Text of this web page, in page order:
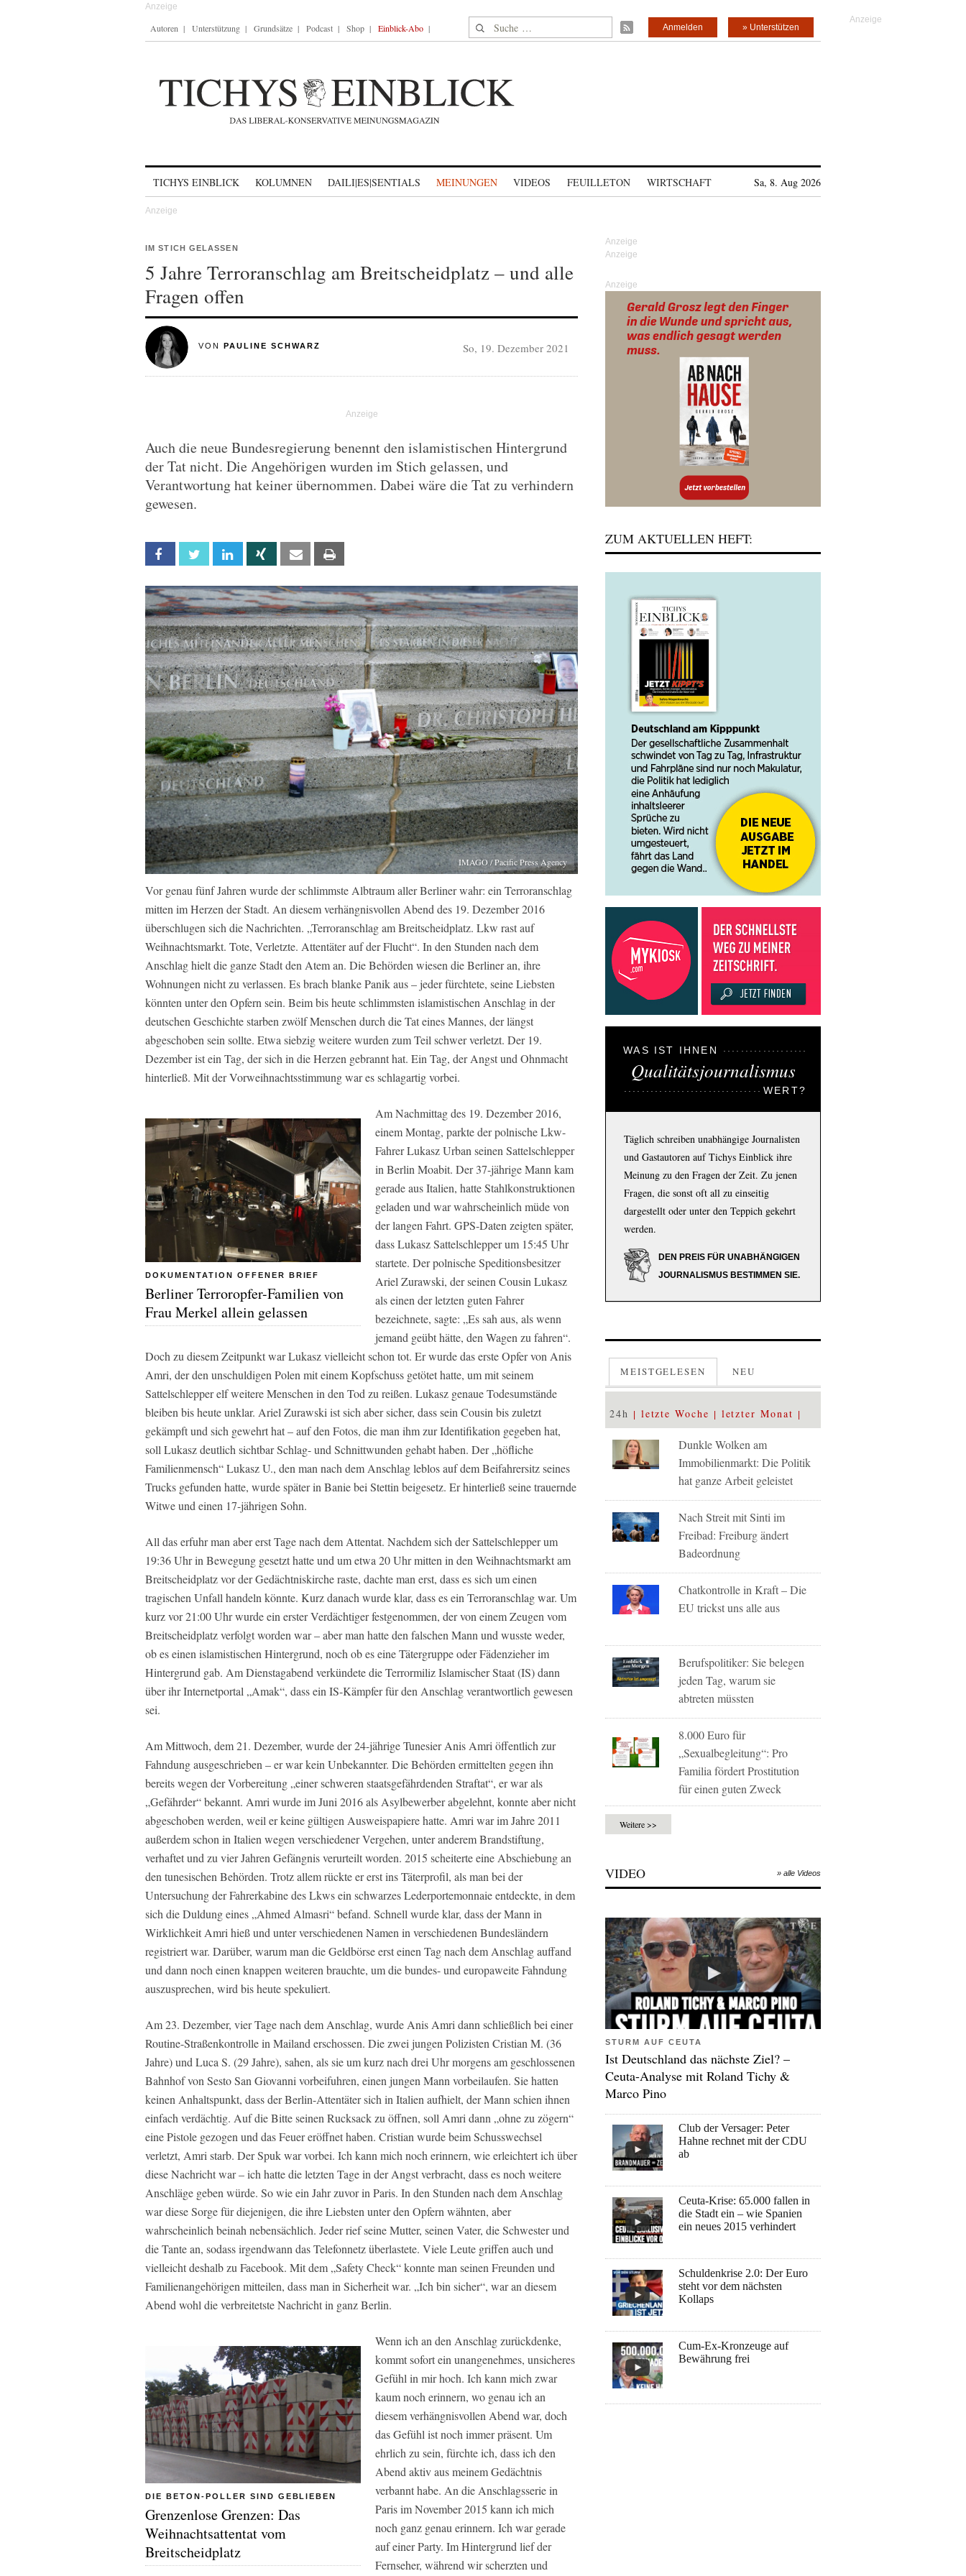
Autoren Unterstützung Grundsätze Podcast Shop Einblick-Abo Suche nach: » Unterstützen
Anmelden
TICHYS EINBLICK KOLUMNEN DAILI|ES|SENTIALS MEINUNGEN VIDEOS FEUILLETON WIRTSCHAFT Sa, 8. Aug 2026
IM STICH GELASSEN
5 Jahre Terroranschlag am Breitscheidplatz – und alle
Fragen offen
VON PAULINE SCHWARZ So, 19. Dezember 2021
Auch die neue Bundesregierung benennt den islamistischen Hintergrund
der Tat nicht. Die Angehörigen wurden im Stich gelassen, und
Verantwortung hat keiner übernommen. Dabei wäre die Tat zu verhindern
gewesen.
Facebook Twitter Linkedin Xing Email
IMAGO / Pacific Press Agency
Vor genau fünf Jahren wurde der schlimmste Albtraum aller Berliner wahr: ein Terroranschlag
mitten im Herzen der Stadt. An diesem verhängnisvollen Abend des 19. Dezember 2016
überschlugen sich die Nachrichten. „Terroranschlag am Breitscheidplatz. Lkw rast auf
Weihnachtsmarkt. Tote, Verletzte. Attentäter auf der Flucht“. In den Stunden nach dem
Anschlag hielt die ganze Stadt den Atem an. Die Behörden wiesen die Berliner an, ihre
Wohnungen nicht zu verlassen. Es brach blanke Panik aus – jeder fürchtete, seine Liebsten
könnten unter den Opfern sein. Beim bis heute schlimmsten islamistischen Anschlag in der
deutschen Geschichte starben zwölf Menschen durch die Tat eines Mannes, der längst
abgeschoben sein sollte. Etwa siebzig weitere wurden zum Teil schwer verletzt. Der 19.
Dezember ist ein Tag, der sich in die Herzen gebrannt hat. Ein Tag, der Angst und Ohnmacht
hinterließ. Mit der Vorweihnachtsstimmung war es schlagartig vorbei.
DOKUMENTATION OFFENER BRIEF
Berliner Terroropfer-Familien von
Frau Merkel allein gelassen
Am Nachmittag des 19. Dezember 2016,
einem Montag, parkte der polnische Lkw-
Fahrer Lukasz Urban seinen Sattelschlepper
in Berlin Moabit. Der 37-jährige Mann kam
gerade aus Italien, hatte Stahlkonstruktionen
geladen und war wahrscheinlich müde von
der langen Fahrt. GPS-Daten zeigten später,
dass Lukasz Sattelschlepper um 15:45 Uhr
startete. Der polnische Speditionsbesitzer
Ariel Zurawski, der seinen Cousin Lukasz
als einen der letzten guten Fahrer
bezeichnete, sagte: „Es sah aus, als wenn
jemand geübt hätte, den Wagen zu fahren“.
Doch zu diesem Zeitpunkt war Lukasz vielleicht schon tot. Er wurde das erste Opfer von Anis
Amri, der den unschuldigen Polen mit einem Kopfschuss getötet hatte, um mit seinem
Sattelschlepper elf weitere Menschen in den Tod zu reißen. Lukasz genaue Todesumstände
bleiben bis heute unklar. Ariel Zurawski ist sich aber sicher, dass sein Cousin bis zuletzt
gekämpft und sich gewehrt hat – auf den Fotos, die man ihm zur Identifikation gegeben hat,
soll Lukasz deutlich sichtbar Schlag- und Schnittwunden gehabt haben. Der „höfliche
Familienmensch“ Lukasz U., den man nach dem Anschlag leblos auf dem Beifahrersitz seines
Trucks gefunden hatte, wurde später in Banie bei Stettin beigesetz. Er hinterließ seine trauernde
Witwe und einen 17-jährigen Sohn.
All das erfuhr man aber erst Tage nach dem Attentat. Nachdem sich der Sattelschlepper um
19:36 Uhr in Bewegung gesetzt hatte und um etwa 20 Uhr mitten in den Weihnachtsmarkt am
Breitscheidplatz vor der Gedächtniskirche raste, dachte man erst, dass es sich um einen
tragischen Unfall handeln könnte. Kurz danach wurde klar, dass es ein Terroranschlag war. Um
kurz vor 21:00 Uhr wurde ein erster Verdächtiger festgenommen, der von einem Zeugen vom
Breitscheidplatz verfolgt worden war – aber man hatte den falschen Mann und wusste weder,
ob es einen islamistischen Hintergrund, noch ob es eine Tätergruppe oder Fädenzieher im
Hintergrund gab. Am Dienstagabend verkündete die Terrormiliz Islamischer Staat (IS) dann
über ihr Internetportal „Amak“, dass ein IS-Kämpfer für den Anschlag verantwortlich gewesen
sei.
Am Mittwoch, dem 21. Dezember, wurde der 24-jährige Tunesier Anis Amri öffentlich zur
Fahndung ausgeschrieben – er war kein Unbekannter. Die Behörden ermittelten gegen ihn
bereits wegen der Vorbereitung „einer schweren staatsgefährdenden Straftat“, er war als
„Gefährder“ bekannt. Amri wurde im Juni 2016 als Asylbewerber abgelehnt, konnte aber nicht
abgeschoben werden, weil er keine gültigen Ausweispapiere hatte. Amri war im Jahre 2011
außerdem schon in Italien wegen verschiedener Vergehen, unter anderem Brandstiftung,
verhaftet und zu vier Jahren Gefängnis verurteilt worden. 2015 scheiterte eine Abschiebung an
den tunesischen Behörden. Trotz allem rückte er erst ins Täterprofil, als man bei der
Untersuchung der Fahrerkabine des Lkws ein schwarzes Lederportemonnaie entdeckte, in dem
sich die Duldung eines „Ahmed Almasri“ befand. Schnell wurde klar, dass der Mann in
Wirklichkeit Amri hieß und unter verschiedenen Namen in verschiedenen Bundesländern
registriert war. Darüber, warum man die Geldbörse erst einen Tag nach dem Anschlag auffand
und dann noch einen knappen weiteren brauchte, um die bundes- und europaweite Fahndung
auszusprechen, wird bis heute spekuliert.
Am 23. Dezember, vier Tage nach dem Anschlag, wurde Anis Amri dann schließlich bei einer
Routine-Straßenkontrolle in Mailand erschossen. Die zwei jungen Polizisten Cristian M. (36
Jahre) und Luca S. (29 Jahre), sahen, als sie um kurz nach drei Uhr morgens am geschlossenen
Bahnhof von Sesto San Giovanni vorbeifuhren, einen jungen Mann vorbeilaufen. Sie hatten
keinen Anhaltspunkt, dass der Berlin-Attentäter sich in Italien aufhielt, der Mann schien ihnen
einfach verdächtig. Auf die Bitte seinen Rucksack zu öffnen, soll Amri dann „ohne zu zögern“
eine Pistole gezogen und das Feuer eröffnet haben. Cristian wurde beim Schusswechsel
verletzt, Amri starb. Der Spuk war vorbei. Ich kann mich noch erinnern, wie erleichtert ich über
diese Nachricht war – ich hatte die letzten Tage in der Angst verbracht, dass es noch weitere
Anschläge geben würde. So wie ein Jahr zuvor in Paris. In den Stunden nach dem Anschlag
war diese Sorge für diejenigen, die ihre Liebsten unter den Opfern wähnten, aber
wahrscheinlich beinah nebensächlich. Jeder rief seine Mutter, seinen Vater, die Schwester und
die Tante an, sodass irgendwann das Telefonnetz überlastete. Viele Leute griffen auch und
vielleicht deshalb zu Facebook. Mit dem „Safety Check“ konnte man seinen Freunden und
Familienangehörigen mitteilen, dass man in Sicherheit war. „Ich bin sicher“, war an diesem
Abend wohl die verbreitetste Nachricht in ganz Berlin.
DIE BETON-POLLER SIND GEBLIEBEN
Grenzenlose Grenzen: Das
Weihnachtsattentat vom
Breitscheidplatz
Wenn ich an den Anschlag zurückdenke,
kommt sofort ein unangenehmes, unsicheres
Gefühl in mir hoch. Ich kann mich zwar
kaum noch erinnern, wo genau ich an
diesem verhängnisvollen Abend war, doch
das Gefühl ist noch immer präsent. Um
ehrlich zu sein, fürchte ich, dass ich den
Abend aktiv aus meinem Gedächtnis
verbannt habe. An die Anschlagsserie in
Paris im November 2015 kann ich mich
noch ganz genau erinnern. Ich war gerade
auf einer Party. Im Hintergrund lief der
Fernseher, während wir scherzten und
Anzeige
ZUM AKTUELLEN HEFT:
WAS IST IHNEN
Qualitätsjournalismus
WERT?
Täglich schreiben unabhängige Journalisten
und Gastautoren auf Tichys Einblick ihre
Meinung zu den Fragen der Zeit. Zu jenen
Fragen, die sonst oft all zu einseitig
dargestellt oder unter den Teppich gekehrt
werden.
DEN PREIS FÜR UNABHÄNGIGEN
JOURNALISMUS BESTIMMEN SIE.
MEISTGELESEN NEU
24h letzte Woche letzter Monat
Dunkle Wolken am
Immobilienmarkt: Die Politik
hat ganze Arbeit geleistet
Nach Streit mit Sinti im
Freibad: Freiburg ändert
Badeordnung
Chatkontrolle in Kraft – Die
EU trickst uns alle aus
Berufspolitiker: Sie belegen
jeden Tag, warum sie
abtreten müssten
8.000 Euro für
„Sexualbegleitung“: Pro
Familia fördert Prostitution
für einen guten Zweck
Weitere >>
VIDEO » alle Videos
STURM AUF CEUTA
Ist Deutschland das nächste Ziel? –
Ceuta-Analyse mit Roland Tichy &
Marco Pino
Club der Versager: Peter
Hahne rechnet mit der CDU
ab
Ceuta-Krise: 65.000 fallen in
die Stadt ein – wie Spanien
ein neues 2015 verhindert
Schuldenkrise 2.0: Der Euro
steht vor dem nächsten
Kollaps
Cum-Ex-Kronzeuge auf
Bewährung frei